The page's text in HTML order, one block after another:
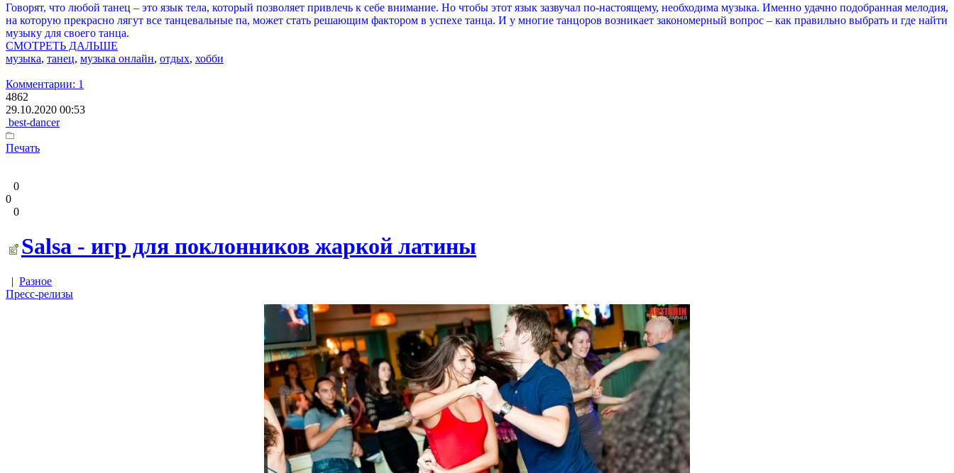
Говорят, что любой танец – это язык тела, который позволяет привлечь к себе внимание. Но чтобы этот язык зазвучал по-настоящему, необходима музыка. Именно удачно подобранная мелодия,
на которую прекрасно лягут все танцевальные па, может стать решающим фактором в успехе танца. И у многие танцоров возникает закономерный вопрос – как правильно выбрать и где найти
музыку для своего танца.
СМОТРЕТЬ ДАЛЬШЕ
музыка, танец, музыка онлайн, отдых, хобби
Комментарии: 1
4862
29.10.2020 00:53
best-dancer
Печать
0
0
0
Salsa - игр для поклонников жаркой латины
| Разное
Пресс-релизы